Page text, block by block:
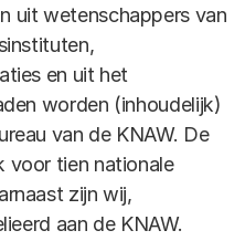
uit wetenschappers van
en uit het
worden (inhoudelijk)
van de KNAW. De
voor tien nationale
zijn wij,
aan de KNAW.